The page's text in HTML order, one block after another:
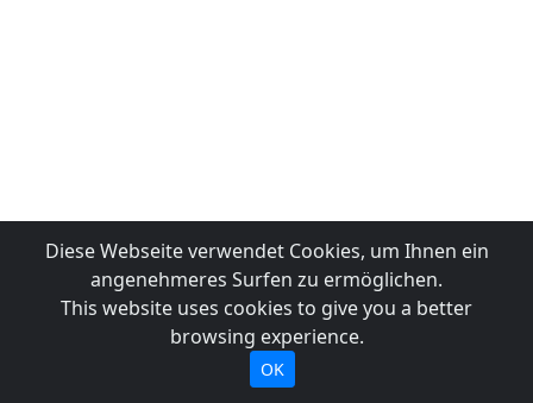
Diese Webseite verwendet Cookies, um Ihnen ein
angenehmeres Surfen zu ermöglichen.
This website uses cookies to give you a better
browsing experience.
OK